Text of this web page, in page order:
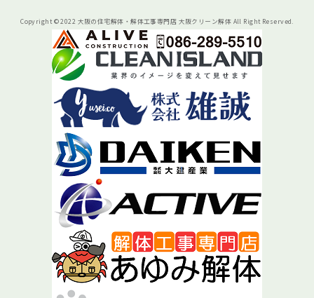
Copyright © 2022 大阪の住宅解体・解体工事専門店 大阪クリーン解体 All Right Reserved.